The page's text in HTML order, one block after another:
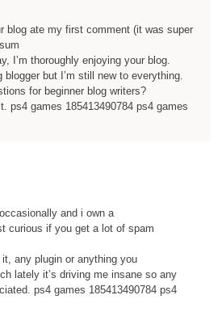
blog ate my first comment (it was super
I’m thoroughly enjoying your blog.
blogger but I’m still new to everything.
for beginner blog writers?
ps4 games 185413490784 ps4 games
and i own a
curious if you get a lot of spam
any plugin or anything you
lately it’s driving me insane so any
ps4 games 185413490784 ps4